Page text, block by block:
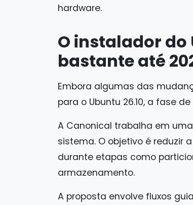
hardware.
O instalador
bastante até
Embora algumas das
para o Ubuntu 26.10, a fase
A Canonical trabalha em
sistema. O objetivo é reduzir
durante etapas como
armazenamento.
A proposta envolve fluxos